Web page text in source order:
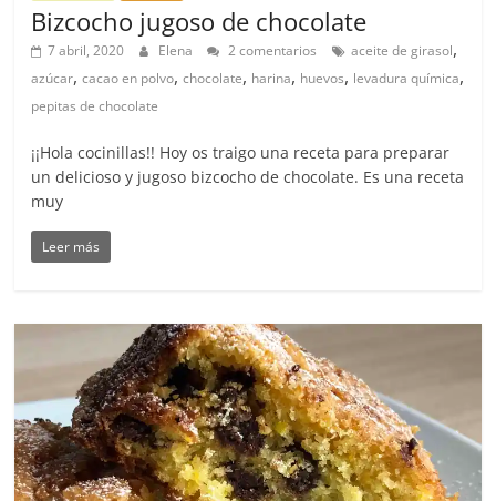
Bizcocho jugoso de chocolate
7 abril, 2020 Elena 2 comentarios aceite de girasol,
azúcar,cacao en polvo,chocolate, harina, huevos, levadura química,
pepitas de chocolate
¡¡Hola cocinillas!! Hoy os traigo una receta para preparar
un delicioso y jugoso bizcocho de chocolate. Es una receta
muy
Leer más